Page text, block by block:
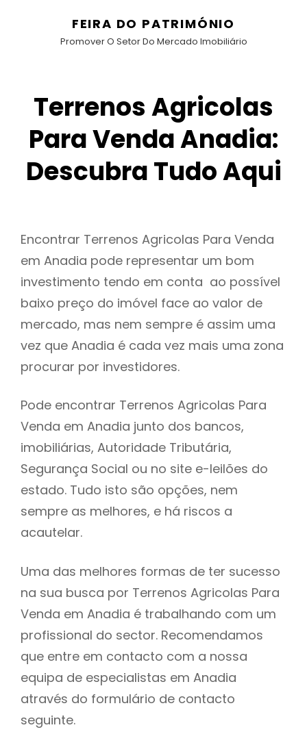
FEIRA DO PATRIMÓNIO
Promover O Setor Do Mercado Imobiliário
Terrenos Agricolas
Para Venda Anadia:
Descubra Tudo Aqui
Encontrar Terrenos Agricolas Para Venda
em Anadia pode representar um bom
investimento tendo em conta ao possível
baixo preço do imóvel face ao valor de
mercado, mas nem sempre é assim uma
vez que Anadia é cada vez mais uma zona
procurar por investidores.
Pode encontrar Terrenos Agricolas Para
Venda em Anadia junto dos bancos,
imobiliárias, Autoridade Tributária,
Segurança Social ou no site e-leilões do
estado. Tudo isto são opções, nem
sempre as melhores, e há riscos a
acautelar.
Uma das melhores formas de ter sucesso
na sua busca por Terrenos Agricolas Para
Venda em Anadia é trabalhando com um
profissional do sector. Recomendamos
que entre em contacto com a nossa
equipa de especialistas em Anadia
através do formulário de contacto
seguinte.